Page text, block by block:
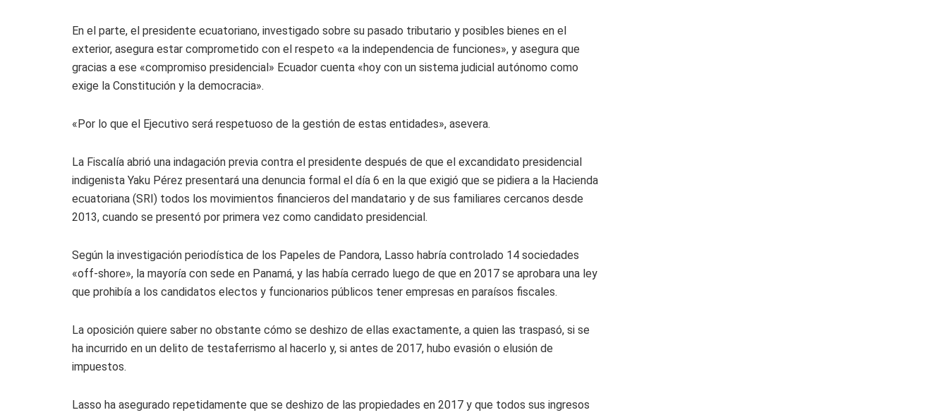
En el parte, el presidente ecuatoriano, investigado sobre su pasado tributario y posibles bienes en el
exterior, asegura estar comprometido con el respeto «a la independencia de funciones», y asegura que
gracias a ese «compromiso presidencial» Ecuador cuenta «hoy con un sistema judicial autónomo como
exige la Constitución y la democracia».
«Por lo que el Ejecutivo será respetuoso de la gestión de estas entidades», asevera.
La Fiscalía abrió una indagación previa contra el presidente después de que el excandidato presidencial
indigenista Yaku Pérez presentará una denuncia formal el día 6 en la que exigió que se pidiera a la Hacienda
ecuatoriana (SRI) todos los movimientos financieros del mandatario y de sus familiares cercanos desde
2013, cuando se presentó por primera vez como candidato presidencial.
Según la investigación periodística de los Papeles de Pandora, Lasso habría controlado 14 sociedades
«off-shore», la mayoría con sede en Panamá, y las había cerrado luego de que en 2017 se aprobara una ley
que prohibía a los candidatos electos y funcionarios públicos tener empresas en paraísos fiscales.
La oposición quiere saber no obstante cómo se deshizo de ellas exactamente, a quien las traspasó, si se
ha incurrido en un delito de testaferrismo al hacerlo y, si antes de 2017, hubo evasión o elusión de
impuestos.
Lasso ha asegurado repetidamente que se deshizo de las propiedades en 2017 y que todos sus ingresos